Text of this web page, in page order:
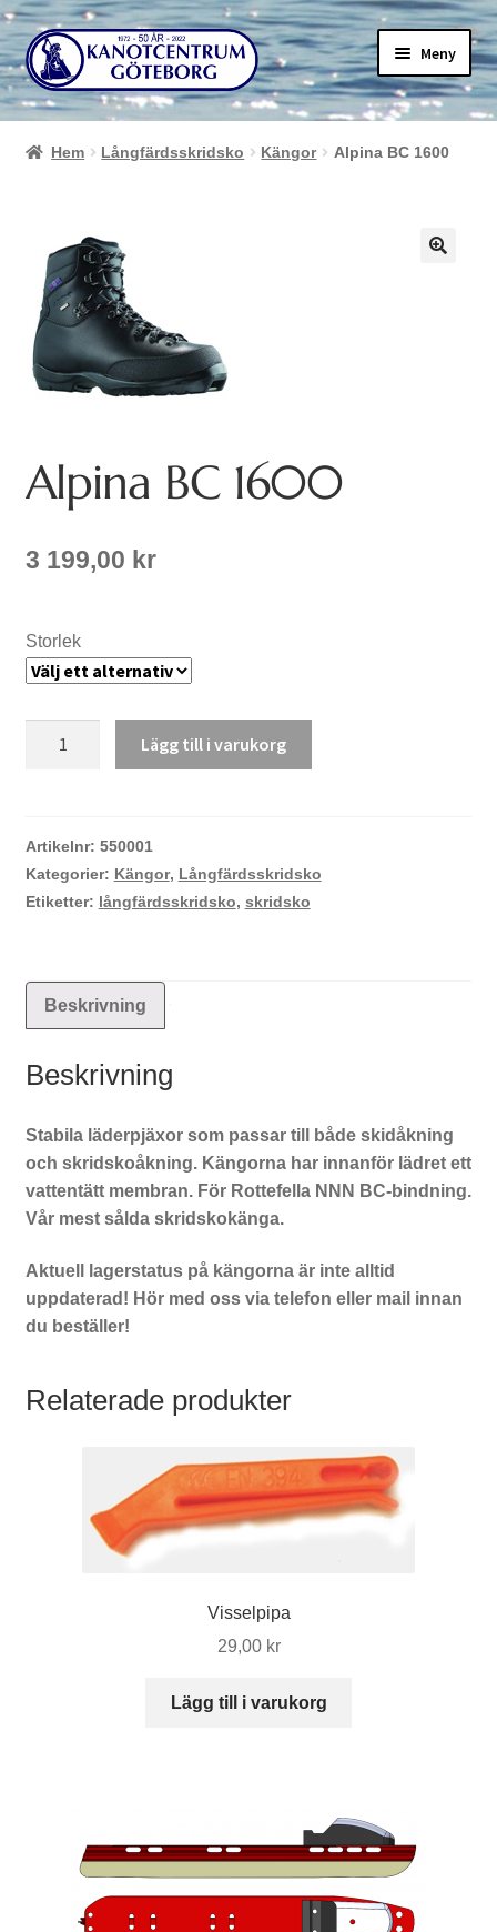
Hoppa
till
navigering
Hoppa
till
innehåll
Meny
Hem Långfärdsskridsko Kängor Alpina BC 1600
Alpina BC 1600
3 199,00 kr
Storlek
Lägg till i varukorg
Artikelnr: 550001
Kategorier: Kängor, Långfärdsskridsko
Etiketter: långfärdsskridsko, skridsko
Beskrivning
Beskrivning
Stabila läderpjäxor som passar till både skidåkning
och skridskoåkning. Kängorna har innanför lädret ett
vattentätt membran. För Rottefella NNN BC-bindning.
Vår mest sålda skridskokänga.
Aktuell lagerstatus på kängorna är inte alltid
uppdaterad! Hör med oss via telefon eller mail innan
du beställer!
Relaterade produkter
Visselpipa
29,00 kr
Lägg till i varukorg